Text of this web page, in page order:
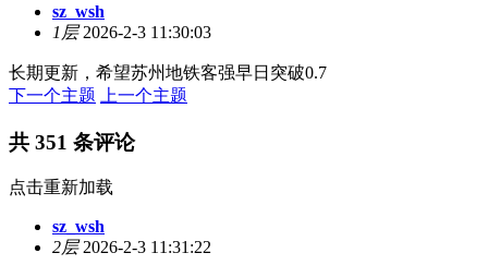
sz_wsh
1层2026-2-3 11:30:03
长期更新，希望苏州地铁客强早日突破0.7
下一个主题
上一个主题
共 351 条评论
点击重新加载
sz_wsh
2层2026-2-3 11:31:22